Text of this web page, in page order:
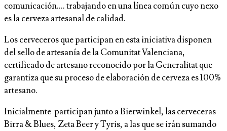
comunicación…. trabajando en una línea común cuyo nexo
es la cerveza artesanal de calidad.
Los cerveceros que participan en esta iniciativa disponen
del sello de artesanía de la Comunitat Valenciana,
certificado de artesano reconocido por la Generalitat que
garantiza que su proceso de elaboración de cerveza es 100%
artesano.
Inicialmente participan junto a Bierwinkel, las cerveceras
Birra & Blues, Zeta Beer y Tyris, a las que se irán sumando